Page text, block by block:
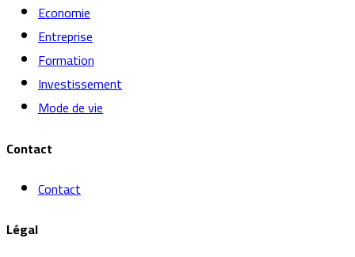
Economie
Entreprise
Formation
Investissement
Mode de vie
Contact
Contact
Légal